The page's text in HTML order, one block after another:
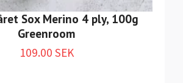
Sox Merino 4 ply, 100g
Greenroom
109.00 SEK